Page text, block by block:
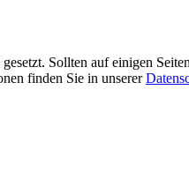
Sollten auf einigen
finden Sie in unserer